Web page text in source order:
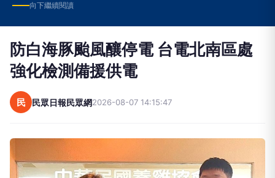
向下繼續閱讀
防白海豚颱風釀停電 台電北南區處
強化檢測備援供電
民 民眾日報民眾網2026-08-07 14:15:47